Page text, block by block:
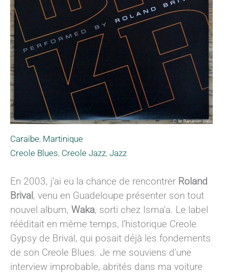
Caraïbe, Martinique
Creole Blues, Creole Jazz, Jazz
En 2003, j’ai eu la chance de rencontrer Roland
Brival , venu en Guadeloupe présenter son tout
nouvel album, Waka, sorti chez Isma’a. Le label
rééditait en même temps, l’historique Creole
Gypsy de Brival, qui posait déjà les fondements
de son Creole Blues. Je me souviens d’une
interview improbable, abrités dans ma voiture